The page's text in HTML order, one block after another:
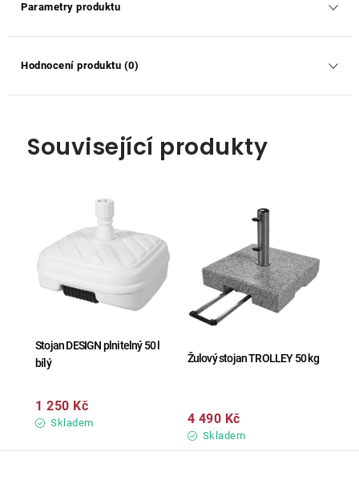
Parametry produktu
Hodnocení produktu (0)
Související produkty
Stojan DESIGN plnitelný 50 l
bílý
Skladem
1 250 Kč
Žulový stojan TROLLEY 50 kg
Skladem
4 490 Kč